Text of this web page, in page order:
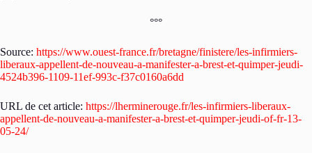
°°°
Source: https://www.ouest-france.fr/bretagne/finistere/les-infirmiers-
liberaux-appellent-de-nouveau-a-manifester-a-brest-et-quimper-jeudi-
4524b396-1109-11ef-993c-f37c0160a6dd
URL de cet article: https://lherminerouge.fr/les-infirmiers-liberaux-
appellent-de-nouveau-a-manifester-a-brest-et-quimper-jeudi-of-fr-13-
05-24/